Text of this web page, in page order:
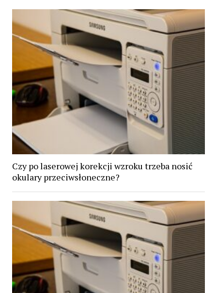
Czy po laserowej korekcji wzroku trzeba nosić
okulary przeciwsłoneczne?